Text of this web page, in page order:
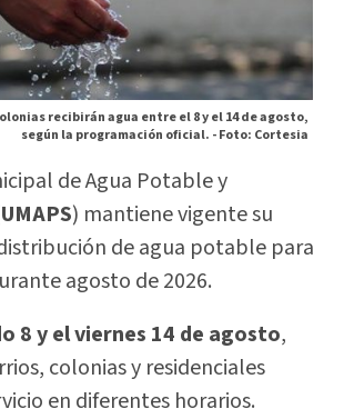
recibirán agua entre el 8 y el 14 de agosto,
según la programación oficial. -Foto: Cortesia
de Agua Potable y
UMAPS) mantiene vigente su
de agua potable para
agosto de 2026.
8 y el viernes 14 de agosto,
colonias y residenciales
en diferentes horarios.